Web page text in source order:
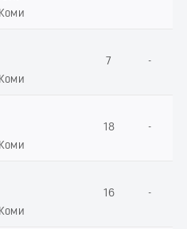
7 -
18 -
16 -